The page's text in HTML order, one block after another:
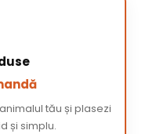
tău și plasezi
și simplu.